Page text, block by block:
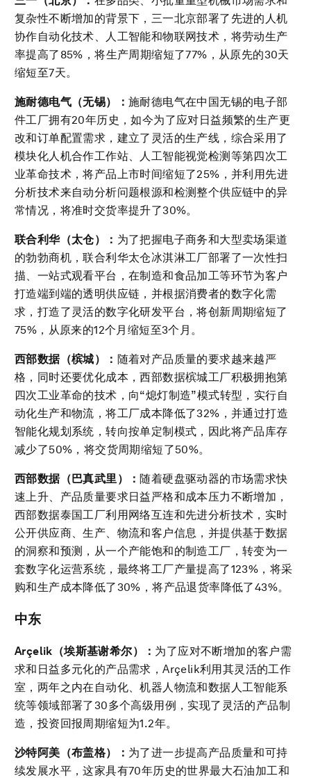
复杂性不断增加的背景下，三一北京部署了先进的人机
协作自动化技术、人工智能和物联网技术，将劳动生产
率提高了85%，将生产周期缩短了77%，从原先的30天
缩短至7天。
施耐德电气（无锡）： 施耐德电气在中国无锡的电子部
件工厂拥有20年历史，如今为了应对日益频繁的生产更
改和订单配置需求，建立了灵活的生产线，综合采用了
模块化人机合作工作站、人工智能视觉检测等第四次工
业革命技术，将产品上市时间缩短了25%，并利用先进
分析技术来自动分析问题根源和检测整个供应链中的异
常情况，将准时交货率提升了30%。
联合利华（太仓）： 为了把握电子商务和大型卖场渠道
的勃勃商机，联合利华太仓冰淇淋工厂部署了一次性扫
描、一站式观看平台，在制造和食品加工等环节为客户
打造端到端的透明供应链，并根据消费者的数字化需
求，打造了灵活的数字化研发平台，将创新周期缩短了
75%，从原来的12个月缩短至3个月。
西部数据（槟城）： 随着对产品质量的要求越来越严
格，同时还要优化成本，西部数据槟城工厂积极拥抱第
四次工业革命的技术，向“熄灯制造”模式转型，实行自
动化生产和物流，将工厂成本降低了32%，并通过打造
智能化规划系统，转向按单定制模式，因此将产品库存
减少了50%，将交货周期缩短了50%。
西部数据（巴真武里）： 随着硬盘驱动器的市场需求快
速上升、产品质量要求日益严格和成本压力不断增加，
西部数据泰国工厂利用网络互连和先进分析技术，实时
公开供应商、生产、物流和客户信息，并提供基于数据
的洞察和预测，从一个产能饱和的制造工厂，转变为一
套数字化运营系统，最终将工厂产量提高了123%，将采
购和生产成本降低了30%，将产品退货率降低了43%。
中东
Arçelik （埃斯基谢希尔）： 为了应对不断增加的客户需
求和日益多元化的产品需求，Arçelik利用其灵活的工作
室，两年之内在自动化、机器人物流和数据人工智能系
统等领域部署了30多个高级用例，实现了灵活的产品制
造，投资回报周期缩短为1.2年。
沙特阿美（布盖格）： 为了进一步提高产品质量和可持
续发展水平，这家具有70年历史的世界最大石油加工和